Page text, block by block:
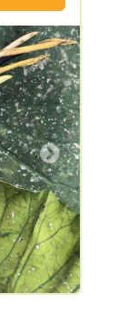
穫しま
ま食べれ
バラにし
保存も泥
管でお願
堀たてを
送になり
でお願い
す。